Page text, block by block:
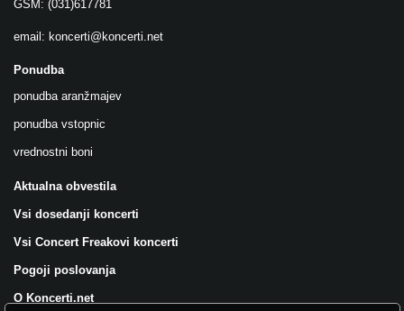
GSM: (031)617781
email: koncerti@koncerti.net
Ponudba
ponudba aranžmajev
ponudba vstopnic
vrednostni boni
Aktualna obvestila
Vsi dosedanji koncerti
Vsi Concert Freakovi koncerti
Pogoji poslovanja
O Koncerti.net